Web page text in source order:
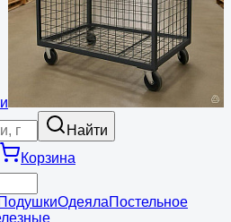
Найти
Корзина
ПодушкиОдеялаПостельное